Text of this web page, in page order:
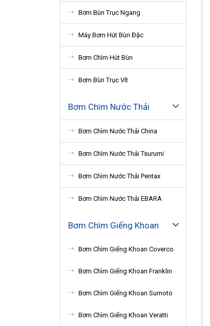
Bơm Bùn Trục Ngang
Máy Bơm Hút Bùn Đặc
Bơm Chìm Hút Bùn
Bơm Bùn Trục Vít
Bơm Chìm Nước Thải
Bơm Chìm Nước Thải China
Bơm Chìm Nước Thải Tsurumi
Bơm Chìm Nước Thải Pentax
Bơm Chìm Nước Thải EBARA
Bơm Chìm Giếng Khoan
Bơm Chìm Giếng Khoan Coverco
Bơm Chìm Giếng Khoan Franklin
Bơm Chìm Giếng Khoan Sumoto
Bơm Chìm Giếng Khoan Veratti